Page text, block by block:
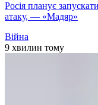
Росія планує
атаку, — «Мадяр»
Війна
9 хвилин тому